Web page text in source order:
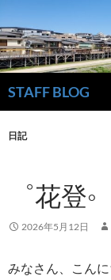
STAFF BLOG
索
テ
キ
日記
゜花登◦
2026年5月12日
みなさん、こんに